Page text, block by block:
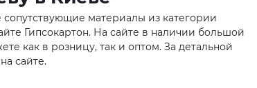
материалы из категории
Гипсокартон. На сайте в наличии большой
как в розницу, так и оптом. За детальной
сайте.